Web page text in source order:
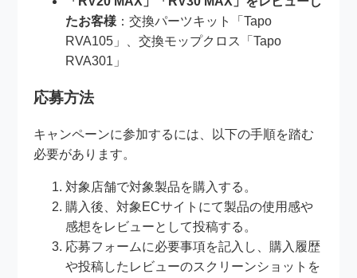
たお客様：交換パーツキット「Tapo
RVA105」、交換モップクロス「Tapo
RVA301」
応募方法
キャンペーンに参加するには、以下の手順を踏む
必要があります。
対象店舗で対象製品を購入する。
購入後、対象ECサイトにて製品の使用感や
感想をレビューとして投稿する。
応募フォームに必要事項を記入し、購入履歴
や投稿したレビューのスクリーンショットを